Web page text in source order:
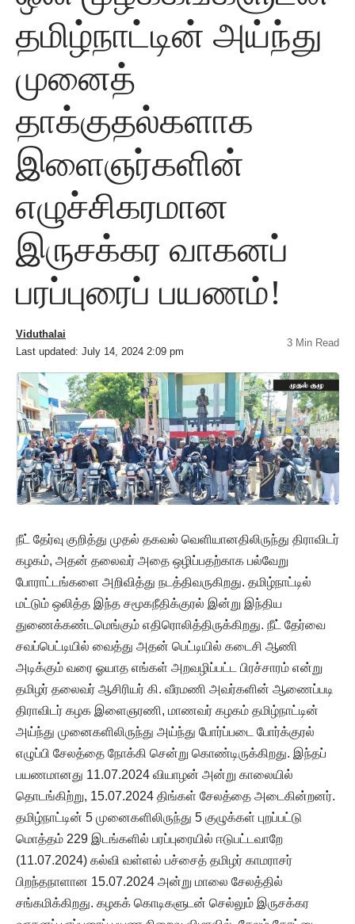
தமிழ்நாட்டின் அய்ந்து
முனைத்
தாக்குதல்களாக
இளைஞர்களின்
எழுச்சிகரமான
இருசக்கர வாகனப்
பரப்புரைப் பயணம்!
Last updated: July 14, 2024 2:09 pm
Viduthalai
3 Min Read
நீட் தேர்வு குறித்து முதல் தகவல் வெளியானதிலிருந்து திராவிடர்
கழகம், அதன் தலைவர் அதை ஒழிப்பதற்காக பல்வேறு
போராட்டங்களை அறிவித்து நடத்திவருகிறது. தமிழ்நாட்டில்
மட்டும் ஒலித்த இந்த சமூகநீதிக்குரல் இன்று இந்திய
துணைக்கண்டமெங்கும் எதிரொலித்திருக்கிறது. நீட் தேர்வை
சவப்பெட்டியில் வைத்து அதன் பெட்டியில் கடைசி ஆணி
அடிக்கும் வரை ஓயாத எங்கள் அறவழிப்பட்ட பிரச்சாரம் என்று
தமிழர் தலைவர் ஆசிரியர் கி. வீரமணி அவர்களின் ஆணைப்படி
திராவிடர் கழக இளைஞரணி, மாணவர் கழகம் தமிழ்நாட்டின்
அய்ந்து முனைகளிலிருந்து அய்ந்து போர்ப்படை போர்க்குரல்
எழுப்பி சேலத்தை நோக்கி சென்று கொண்டிருக்கிறது. இந்தப்
பயணமானது 11.07.2024 வியாழன் அன்று காலையில்
தொடங்கிற்று, 15.07.2024 திங்கள் சேலத்தை அடைகின்றனர்.
தமிழ்நாட்டின் 5 முனைகளிலிருந்து 5 குழுக்கள் புறப்பட்டு
மொத்தம் 229 இடங்களில் பரப்புரையில் ஈடுபட்டவாறே
(11.07.2024) கல்வி வள்ளல் பச்சைத் தமிழர் காமராசர்
பிறந்தநாளான 15.07.2024 அன்று மாலை சேலத்தில்
சங்கமிக்கிறது. கழகக் கொடிகளுடன் செல்லும் இருசக்கர